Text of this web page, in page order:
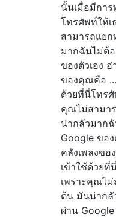
นั้นเมื่อมีกา
โทรศัพท์ให้เ
สามารถแย
มากฉันไม่ต้
ของตัวเอง ฮ่
ของคุณคือ
ด้วยที่นี่โทรศั
คุณไม่สามา
น่ากลัวมาก
Google ของ
คลังเพลงข
เข้าใช้ด้วยที่
เพราะคุณไม่
ต้น มันน่ากลั
ผ่าน Google